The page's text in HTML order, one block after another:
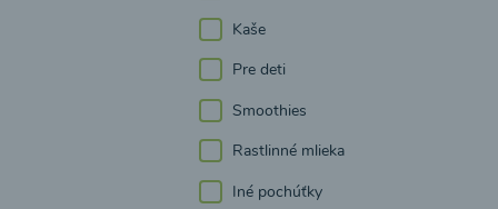
Kaše
Pre deti
Smoothies
Rastlinné mlieka
Iné pochúťky